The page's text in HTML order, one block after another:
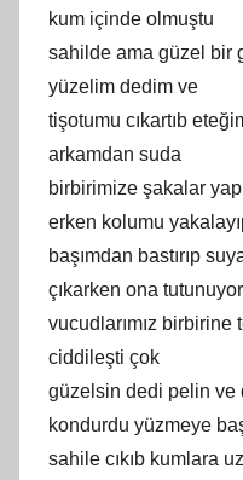
kum içinde olmuştu
sahilde ama güzel bir
yüzelim dedim ve
tişotumu cıkartıb
arkamdan suda
birbirimize şakalar
erken kolumu
başımdan bastırıp
çıkarken ona
vucudlarımız
ciddileşti çok
güzelsin dedi pelin ve
kondurdu yüzmeye
sahile cıkıb kumlara